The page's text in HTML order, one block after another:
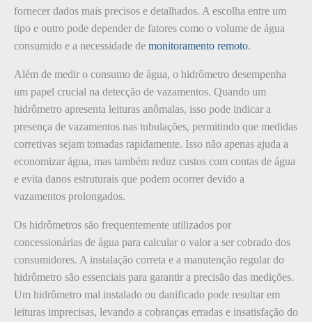
fornecer dados mais precisos e detalhados. A escolha entre um
tipo e outro pode depender de fatores como o volume de água
consumido e a necessidade de monitoramento remoto.
Além de medir o consumo de água, o hidrômetro desempenha
um papel crucial na detecção de vazamentos. Quando um
hidrômetro apresenta leituras anômalas, isso pode indicar a
presença de vazamentos nas tubulações, permitindo que medidas
corretivas sejam tomadas rapidamente. Isso não apenas ajuda a
economizar água, mas também reduz custos com contas de água
e evita danos estruturais que podem ocorrer devido a
vazamentos prolongados.
Os hidrômetros são frequentemente utilizados por
concessionárias de água para calcular o valor a ser cobrado dos
consumidores. A instalação correta e a manutenção regular do
hidrômetro são essenciais para garantir a precisão das medições.
Um hidrômetro mal instalado ou danificado pode resultar em
leituras imprecisas, levando a cobranças erradas e insatisfação do